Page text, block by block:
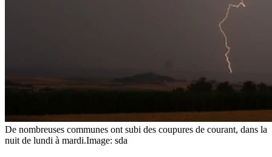
De nombreuses communes ont subi des coupures de courant, dans la
nuit de lundi à mardi.Image: sda